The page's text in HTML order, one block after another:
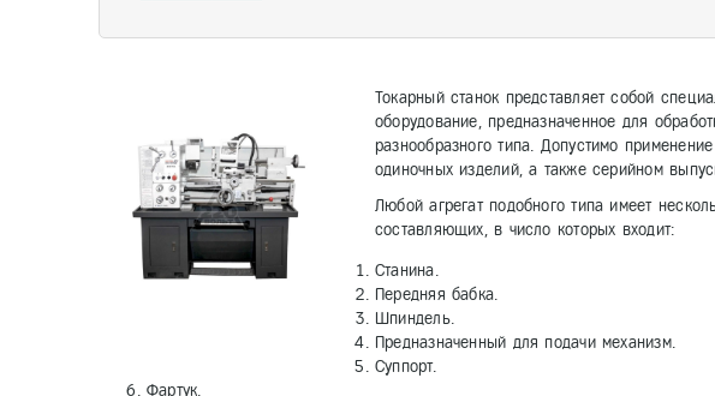
Токарный станок представляет собой
оборудование, предназначенное для
разнообразного типа. Допустимо
одиночных изделий, а также серийном
Любой агрегат подобного типа имеет
составляющих, в число которых входит:
Станина.
Передняя бабка.
Шпиндель.
Предназначенный для подачи механизм.
Суппорт.
Фартук.